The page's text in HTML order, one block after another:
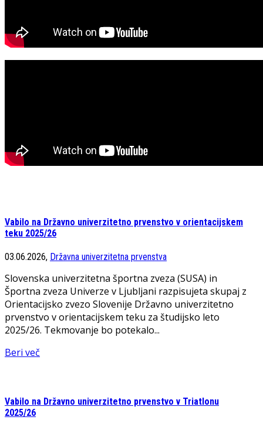
Vabilo na Državno univerzitetno prvenstvo v orientacijskem
teku 2025/26
03.06.2026, Državna univerzitetna prvenstva
Slovenska univerzitetna športna zveza (SUSA) in
Športna zveza Univerze v Ljubljani razpisujeta skupaj z
Orientacijsko zvezo Slovenije Državno univerzitetno
prvenstvo v orientacijskem teku za študijsko leto
2025/26. Tekmovanje bo potekalo...
Beri več
Vabilo na Državno univerzitetno prvenstvo v Triatlonu
2025/26